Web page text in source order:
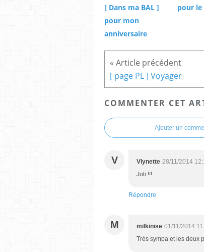
[ Dans ma BAL ]
pour mon
anniversaire
pour le
[ page PL ] Voyager
COMMENTER CET
Ajouter un
V Vlynette 28/11/2014
Joli !!!
Répondre
M milkinise 01/11/2014
Très sympa et les deux